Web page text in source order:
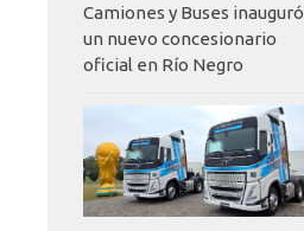
Camiones y Buses inauguró
un nuevo concesionario
oficial en Río Negro